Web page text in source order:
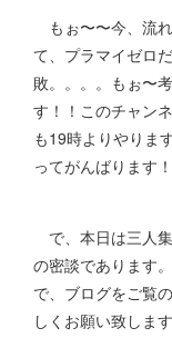
もぉ〜〜今、流
て、プラマイゼロ
敗。。。。もぉ〜
す！！このチャン
も19時よりやりま
ってがんばります
で、本日は三人
の密談であります
で、ブログをご覧
しくお願い致します